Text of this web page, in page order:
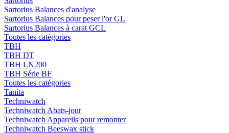
Sartorius Balances d'analyse
Sartorius Balances pour peser l'or GL
Sartorius Balances à carat GCL
Toutes les catégories
TBH
TBH DT
TBH LN200
TBH Série BF
Toutes les catégories
Tanita
Techniwatch
Techniwatch Abats-jour
Techniwatch Appareils pour remonter
Techniwatch Beeswax stick